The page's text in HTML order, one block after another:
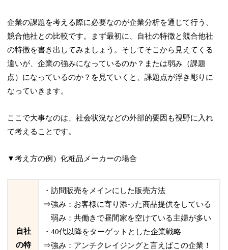
企業の課題を考える際に必要なのが企業分析を通じて行う、
競合他社との比較です。まず最初に、自社の特徴と競合他社
の特徴を書き出してみましょう。そしてそこから見えてくる
違いが、企業の強みになっているのか？または弱み（課題
点）になっているのか？を見ていくと、課題点が浮き彫りに
なっていきます。
ここで大事なのは、社会状況などの外部的要因も視野に入れ
て考えることです。
▼考え方の例）化粧品メーカーの場合
自社
の特
・訪問販売をメインにした販売方法
⇒強み：お客様に寄り添った商品提供をしている
弱み：共働きで昼間家を空けている主婦が多い
・40代以降をターゲットとした企業戦略
⇒強み：アンチクレイジングと言えばこの企業！